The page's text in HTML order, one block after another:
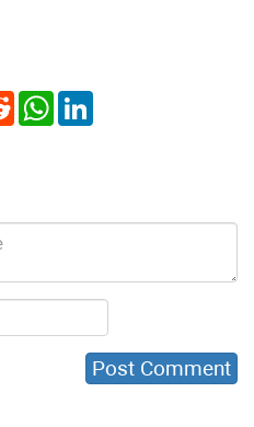
Reddit WhatsApp